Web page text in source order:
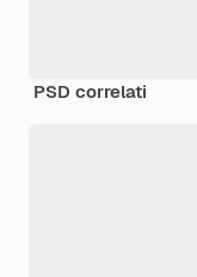
PSD correlati